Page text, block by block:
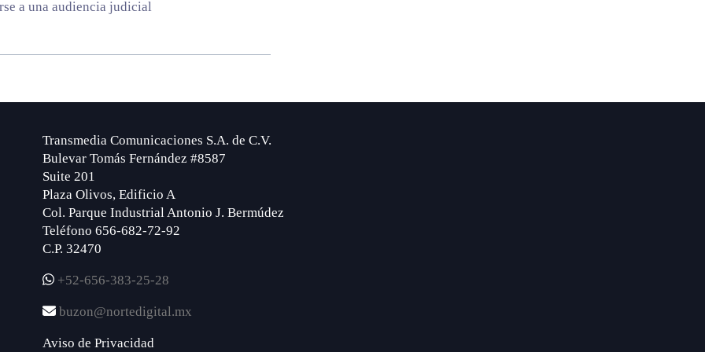
a una audiencia judicial
Transmedia Comunicaciones S.A. de C.V.
Bulevar Tomás Fernández #8587
Suite 201
Plaza Olivos, Edificio A
Col. Parque Industrial Antonio J. Bermúdez
Teléfono 656-682-72-92
C.P. 32470
+52-656-383-25-28
buzon@nortedigital.mx
Aviso de Privacidad